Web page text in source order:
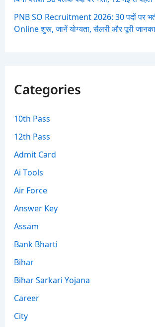
PNB SO Recruitment 2026: 30 पदों पर
Online शुरू, जानें योग्यता, सैलरी और पूरी
Categories
10th Pass
12th Pass
Admit Card
Ai Tools
Air Force
Answer Key
Assam
Bank Bharti
Bihar
Bihar Sarkari Yojana
Career
City